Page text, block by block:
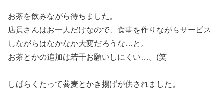
お茶を飲みながら待ちました。
店員さんはお一人だけなので、食事を作りながらサービス
しながらはなかなか大変だろうな…と。
お茶とかの追加は若干お願いしにくい…。(笑
しばらくたって蕎麦とかき揚げが供されました。